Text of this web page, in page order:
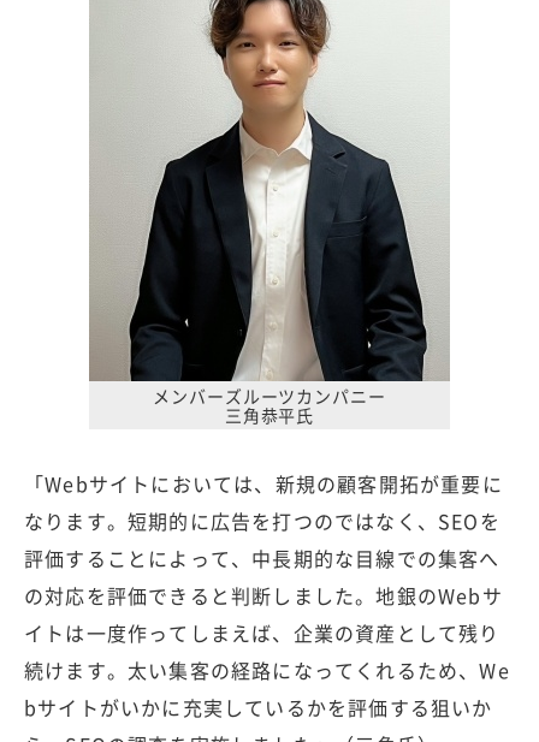
メンバーズルーツカンパニー
三角恭平氏
「Webサイトにおいては、新規の顧客開拓が重要に
なります。短期的に広告を打つのではなく、SEOを
評価することによって、中長期的な目線での集客へ
の対応を評価できると判断しました。地銀のWebサ
イトは一度作ってしまえば、企業の資産として残り
続けます。太い集客の経路になってくれるため、We
bサイトがいかに充実しているかを評価する狙いか